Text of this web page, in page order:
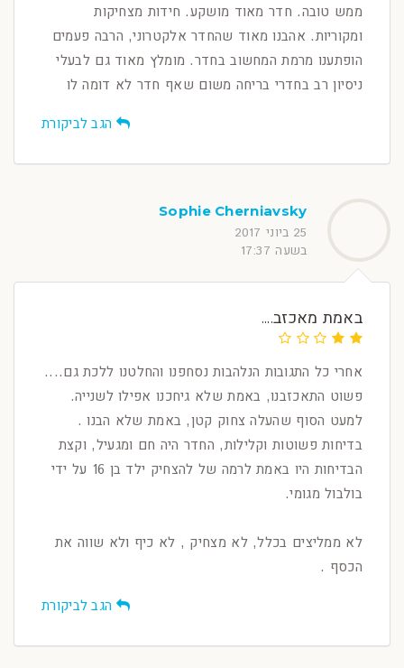
ממש טובה. חדר מאוד מושקע. חידות מצחיקות
ומקוריות. אהבנו מאוד שהחדר אלקטרוני, הרבה פעמים
הופתענו מרמת המחשוב בחדר. מומלץ מאוד גם לבעלי
ניסיון רב בחדרי בריחה משום שאף חדר לא דומה לו
הגב לביקורת
Sophie Cherniavsky
25 ביוני 2017
בשעה 17:37
באמת מאכזב....
אחרי כל התגובות הנלהבות נסחפנו והחלטנו ללכת גם....
פשוט התאכזבנו, באמת שלא גיחכנו אפילו לשנייה.
למעט הסוף שהעלה צחוק קטן, באמת שלא הבנו .
בדיחות פשוטות וקלילות, החדר היה חם ומגעיל, וקצת
הבדיחות היו באמת לרמה של להצחיק ילד בן 16 על ידי
בולבול מגומי.
לא ממליצים בכלל, לא מצחיק , לא כיף ולא שווה את
הכסף .
הגב לביקורת